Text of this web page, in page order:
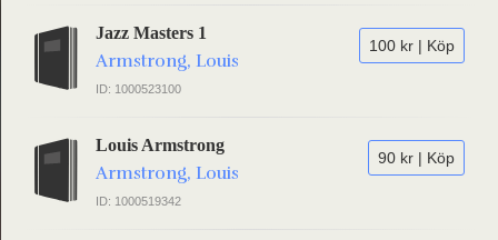
100 kr | Köp
Jazz Masters 1
Armstrong, Louis
ID: 1000523100
90 kr | Köp
Louis Armstrong
Armstrong, Louis
ID: 1000519342